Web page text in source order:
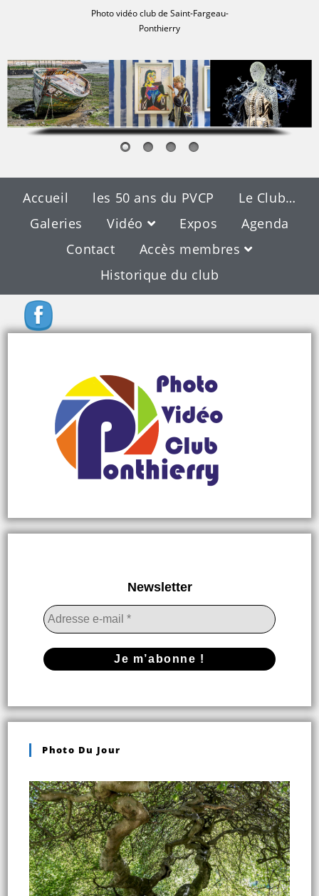
Photo vidéo club de Saint-Fargeau-
Ponthierry
Accueil les 50 ans du PVCP
Le Club…
Galeries
Vidéo Expos
Agenda
Contact
Accès membres
Historique du club
Newsletter
Photo Du Jour